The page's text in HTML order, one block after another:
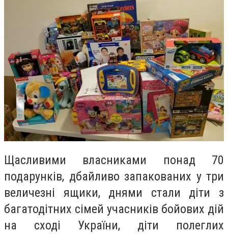
Щасливими власниками понад 70
подарунків, дбайливо запакованих у три
величезні ящики, днями стали діти з
багатодітних сімей учасників бойових дій
на сході України, діти полеглих